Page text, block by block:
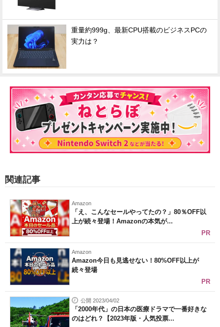
重量約999g、最新CPU搭載のビジネスPCの
実力は？
関連記事
Amazon
「え、こんなセールやってたの？」80％OFF以
上が続々登場！Amazonの本気が...
PR
Amazon
Amazon今日も見逃せない！80%OFF以上が
続々登場
PR
公開 2023/04/02
「2000年代」の日本の医療ドラマで一番好きな
のはどれ？【2023年版・人気投票...